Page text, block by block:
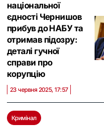
національної
єдності Чернишов
прибув до НАБУ та
отримав підозру:
деталі гучної
справи про
корупцію
23 червня 2025, 17:57
Кримінал